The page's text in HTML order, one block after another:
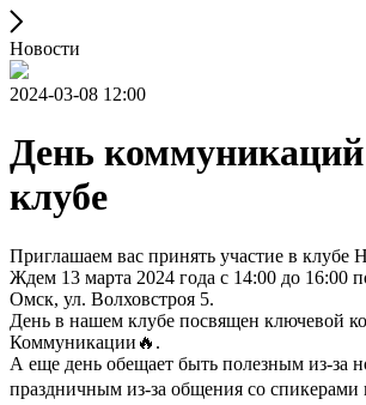
Новости
2024-03-08 12:00
День
клубе
Приглашаем вас принять участие в клубе
Ждем 13 марта 2024 года с 14:00 до 16:00
Омск, ул. Волховстроя 5.
День в нашем клубе посвящен ключевой
Коммуникации🔥.
А еще день обещает быть полезным из-за
праздничным из-за общения со